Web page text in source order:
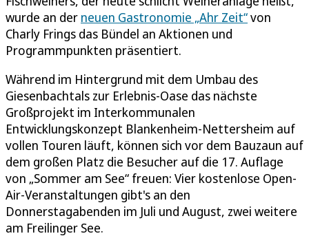
wurde an der neuen Gastronomie „Ahr Zeit“von
Charly Frings das Bündel an Aktionen und
Programmpunkten präsentiert.
Während im Hintergrund mit dem Umbau des
Giesenbachtals zur Erlebnis-Oase das nächste
Großprojekt im Interkommunalen
Entwicklungskonzept Blankenheim-Nettersheim auf
vollen Touren läuft, können sich vor dem Bauzaun auf
dem großen Platz die Besucher auf die 17. Auflage
von „Sommer am See“ freuen: Vier kostenlose Open-
Air-Veranstaltungen gibt's an den
Donnerstagabenden im Juli und August, zwei weitere
am Freilinger See.